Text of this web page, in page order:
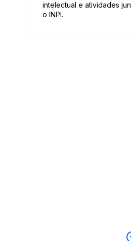
intelectual e atividades
o INPI.